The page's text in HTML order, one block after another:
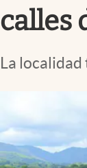
calles
La